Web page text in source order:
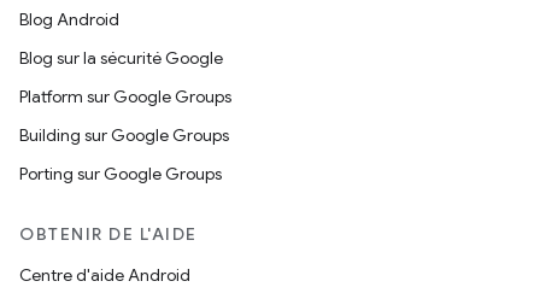
Blog Android
Blog sur la sécurité Google
Platform sur Google Groups
Building sur Google Groups
Porting sur Google Groups
OBTENIR DE L'AIDE
Centre d'aide Android